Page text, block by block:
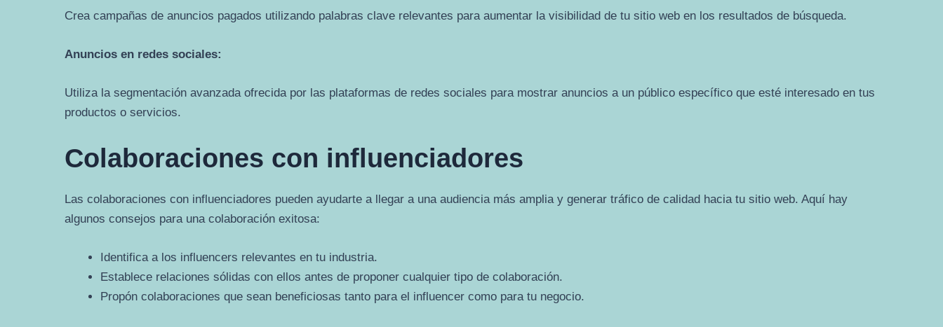
Crea campañas de anuncios pagados utilizando palabras clave relevantes para aumentar la visibilidad de tu sitio web en los resultados de búsqueda.
Anuncios en redes sociales:
Utiliza la segmentación avanzada ofrecida por las plataformas de redes sociales para mostrar anuncios a un público específico que esté interesado en tus
productos o servicios.
Colaboraciones con influenciadores
Las colaboraciones con influenciadores pueden ayudarte a llegar a una audiencia más amplia y generar tráfico de calidad hacia tu sitio web. Aquí hay
algunos consejos para una colaboración exitosa:
Identifica a los influencers relevantes en tu industria.
Establece relaciones sólidas con ellos antes de proponer cualquier tipo de colaboración.
Propón colaboraciones que sean beneficiosas tanto para el influencer como para tu negocio.